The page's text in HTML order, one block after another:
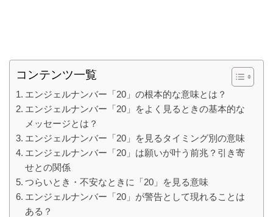
コンテンツ一覧
エンジェルナンバー「20」の根本的な意味とは？
エンジェルナンバー「20」をよく見るときの基本的な
メッセージとは？
エンジェルナンバー「20」を見るタイミング別の意味
エンジェルナンバー「20」は願いが叶う前兆？引き寄
せとの関係
つらいとき・不安なときに「20」を見る意味
エンジェルナンバー「20」が警告として現れることは
ある？